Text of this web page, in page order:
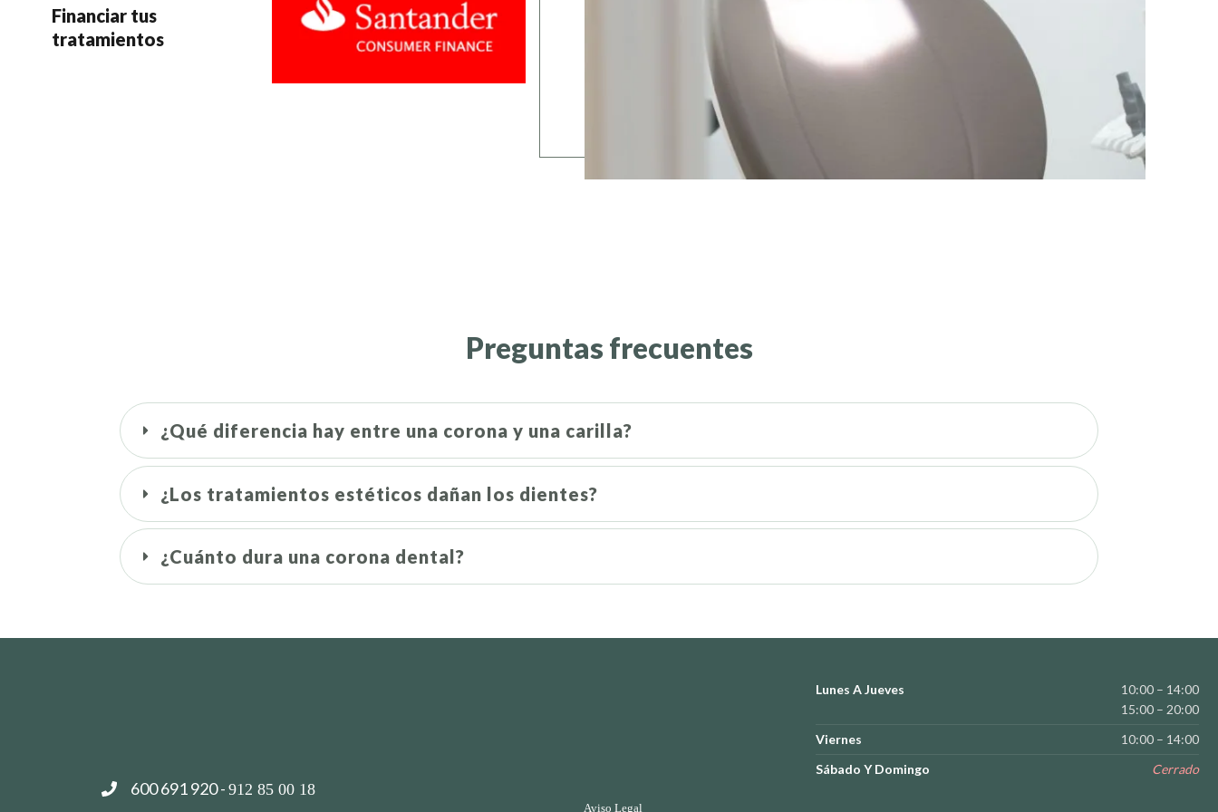
Financiar tus
tratamientos
Preguntas frecuentes
¿Qué diferencia hay entre una corona y una carilla?
¿Los tratamientos estéticos dañan los dientes?
¿Cuánto dura una corona dental?
600 691 920- 912 85 00 18
Aviso Legal
Lunes A Jueves
10:00 – 14:00
15:00 – 20:00
Viernes
10:00 – 14:00
Sábado Y Domingo
Cerrado